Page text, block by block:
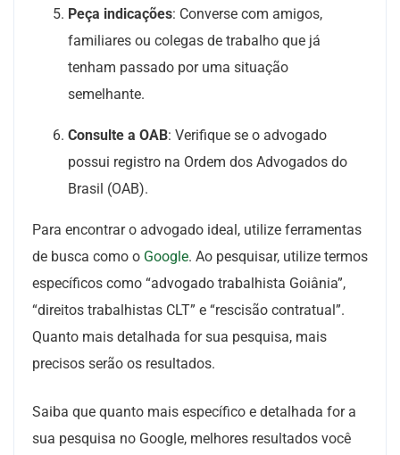
Peça indicações: Converse com amigos,
familiares ou colegas de trabalho que já
tenham passado por uma situação
semelhante.
Consulte a OAB: Verifique se o advogado
possui registro na Ordem dos Advogados do
Brasil (OAB).
Para encontrar o advogado ideal, utilize ferramentas
de busca como o Google. Ao pesquisar, utilize termos
específicos como “advogado trabalhista Goiânia”,
“direitos trabalhistas CLT” e “rescisão contratual”.
Quanto mais detalhada for sua pesquisa, mais
precisos serão os resultados.
Saiba que quanto mais específico e detalhada for a
sua pesquisa no Google, melhores resultados você